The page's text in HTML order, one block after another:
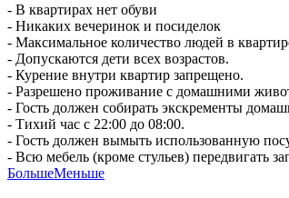
- В квартирах нет обуви
- Никаких вечеринок и посиделок
- Максимальное количество людей в
- Допускаются дети всех возрастов.
- Курение внутри квартир запрещено.
- Разрешено проживание с домашними
- Гость должен собирать экскременты
- Тихий час с 22:00 до 08:00.
- Гость должен вымыть использованную
- Всю мебель (кроме стульев) передвигать
БольшеМеньше